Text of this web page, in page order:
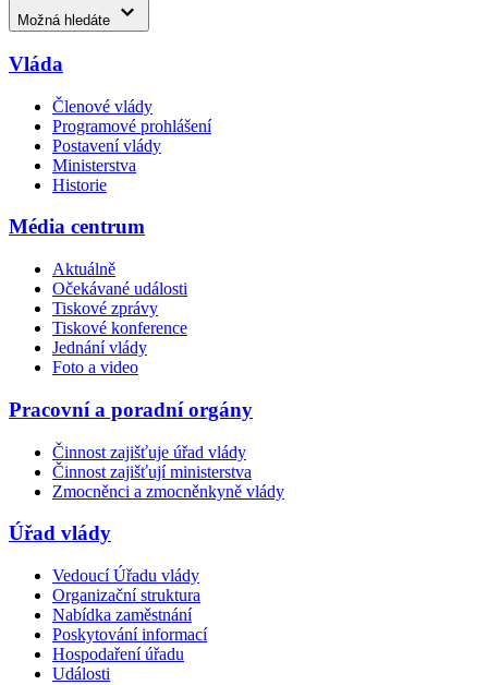
Možná hledáte
Vláda
Členové vlády
Programové prohlášení
Postavení vlády
Ministerstva
Historie
Média centrum
Aktuálně
Očekávané události
Tiskové zprávy
Tiskové konference
Jednání vlády
Foto a video
Pracovní a poradní orgány
Činnost zajišťuje úřad vlády
Činnost zajišťují ministerstva
Zmocněnci a zmocněnkyně vlády
Úřad vlády
Vedoucí Úřadu vlády
Organizační struktura
Nabídka zaměstnání
Poskytování informací
Hospodaření úřadu
Události